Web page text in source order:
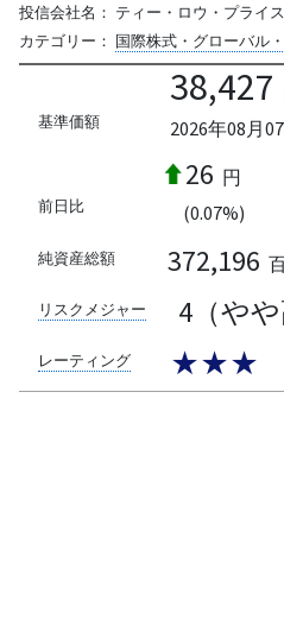
投信会社名： ティー・ロウ・プライ
カテゴリー： 国際株式・グローバル
基準価額
38,427
2026年08月
前日比
26 円
(0.07%)
純資産総額 372,196
リスクメジャー 4（やや
レーティング ★★★